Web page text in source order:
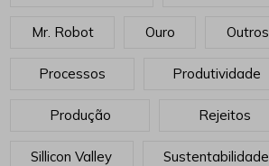
Mr. Robot Ouro Outros
Processos Produtividade
Produção Rejeitos
Sillicon Valley Sustentabilidade